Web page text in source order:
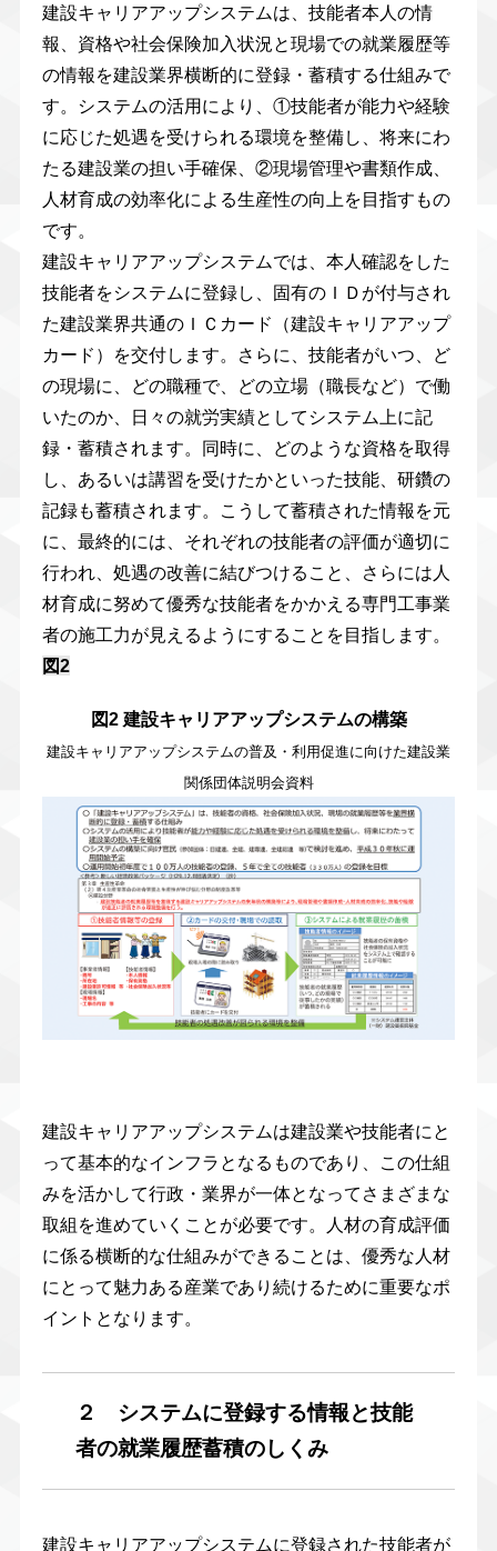
建設キャリアアップシステムは、技能者本人の情
報、資格や社会保険加入状況と現場での就業履歴等
の情報を建設業界横断的に登録・蓄積する仕組みで
す。システムの活用により、①技能者が能力や経験
に応じた処遇を受けられる環境を整備し、将来にわ
たる建設業の担い手確保、②現場管理や書類作成、
人材育成の効率化による生産性の向上を目指すもの
です。
建設キャリアアップシステムでは、本人確認をした
技能者をシステムに登録し、固有のＩＤが付与され
た建設業界共通のＩＣカード（建設キャリアアップ
カード）を交付します。さらに、技能者がいつ、ど
の現場に、どの職種で、どの立場（職長など）で働
いたのか、日々の就労実績としてシステム上に記
録・蓄積されます。同時に、どのような資格を取得
し、あるいは講習を受けたかといった技能、研鑽の
記録も蓄積されます。こうして蓄積された情報を元
に、最終的には、それぞれの技能者の評価が適切に
行われ、処遇の改善に結びつけること、さらには人
材育成に努めて優秀な技能者をかかえる専門工事業
者の施工力が見えるようにすることを目指します。
図2
図2 建設キャリアアップシステムの構築
建設キャリアアップシステムの普及・利用促進に向けた建設業
関係団体説明会資料
建設キャリアアップシステムは建設業や技能者にと
って基本的なインフラとなるものであり、この仕組
みを活かして行政・業界が一体となってさまざまな
取組を進めていくことが必要です。人材の育成評価
に係る横断的な仕組みができることは、優秀な人材
にとって魅力ある産業であり続けるために重要なポ
イントとなります。
２ システムに登録する情報と技能
者の就業履歴蓄積のしくみ
建設キャリアアップシステムに登録された技能者が